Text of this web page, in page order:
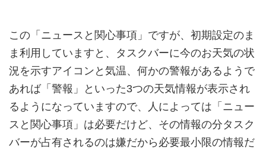
この「ニュースと関心事項」ですが、初期設定のま
ま利用していますと、タスクバーに今のお天気の状
況を示すアイコンと気温、何かの警報があるようで
あれば「警報」といった3つの天気情報が表示され
るようになっていますので、人によっては「ニュー
スと関心事項」は必要だけど、その情報の分タスク
バーが占有されるのは嫌だから必要最小限の情報だ